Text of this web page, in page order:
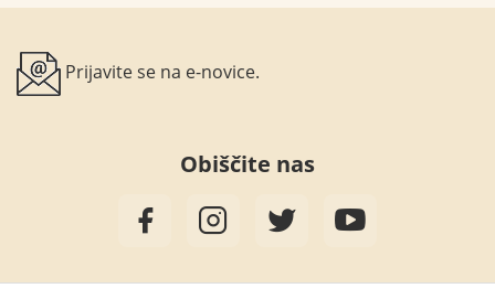
Prijavite se na e-novice.
Obiščite nas